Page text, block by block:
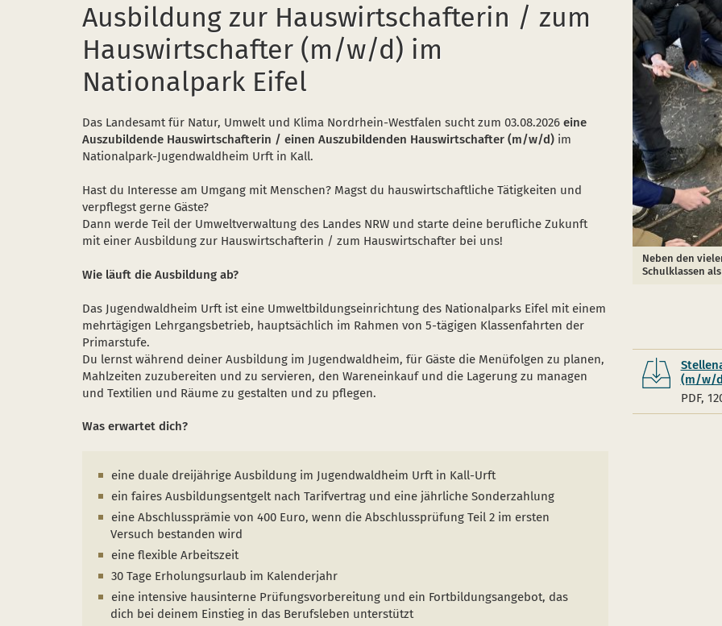
Ausbildung zur Hauswirtschafterin / zum
Hauswirtschafter (m/w/d) im
Nationalpark Eifel
Das Landesamt für Natur, Umwelt und Klima Nordrhein-Westfalen sucht zum 03.08.2026 eine
Auszubildende Hauswirtschafterin / einen Auszubildenden Hauswirtschafter (m/w/d) im
Nationalpark-Jugendwaldheim Urft in Kall.
Hast du Interesse am Umgang mit Menschen? Magst du hauswirtschaftliche Tätigkeiten und
verpflegst gerne Gäste?
Dann werde Teil der Umweltverwaltung des Landes NRW und starte deine berufliche Zukunft
mit einer Ausbildung zur Hauswirtschafterin / zum Hauswirtschafter bei uns!
Wie läuft die Ausbildung ab?
Das Jugendwaldheim Urft ist eine Umweltbildungseinrichtung des Nationalparks Eifel mit einem
mehrtägigen Lehrgangsbetrieb, hauptsächlich im Rahmen von 5-tägigen Klassenfahrten der
Primarstufe.
Du lernst während deiner Ausbildung im Jugendwaldheim, für Gäste die Menüfolgen zu planen,
Mahlzeiten zuzubereiten und zu servieren, den Wareneinkauf und die Lagerung zu managen
und Textilien und Räume zu gestalten und zu pflegen.
Was erwartet dich?
eine duale dreijährige Ausbildung im Jugendwaldheim Urft in Kall-Urft
ein faires Ausbildungsentgelt nach Tarifvertrag und eine jährliche Sonderzahlung
eine Abschlussprämie von 400 Euro, wenn die Abschlussprüfung Teil 2 im ersten
Versuch bestanden wird
eine flexible Arbeitszeit
30 Tage Erholungsurlaub im Kalenderjahr
eine intensive hausinterne Prüfungsvorbereitung und ein Fortbildungsangebot, das
dich bei deinem Einstieg in das Berufsleben unterstützt
Neben den
Schulklassen
(m/w/
PDF,